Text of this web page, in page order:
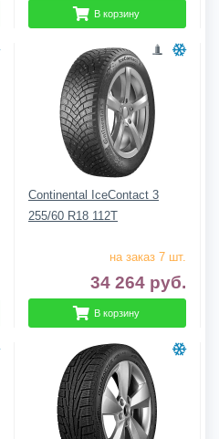
В корзину
Continental IceContact 3
255/60 R18 112T
на заказ 7 шт.
34 264 руб.
В корзину